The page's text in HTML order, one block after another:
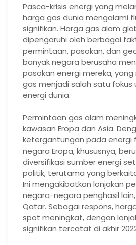
Pasca-krisis energi yang
harga gas dunia mengalami
signifikan. Harga gas alam
dipengaruhi oleh berbagai
permintaan, pasokan, dan
banyak negara berusaha
pasokan energi mereka,
gas menjadi salah satu
energi dunia.
Permintaan gas alam
kawasan Eropa dan Asia.
ketergantungan pada energi
negara Eropa, khususnya,
diversifikasi sumber energi
politik, terutama yang
Ini mengakibatkan lonjakan
negara-negara penghasil
Qatar. Sebagai respons,
spot meningkat, dengan
signifikan tercatat di akhir